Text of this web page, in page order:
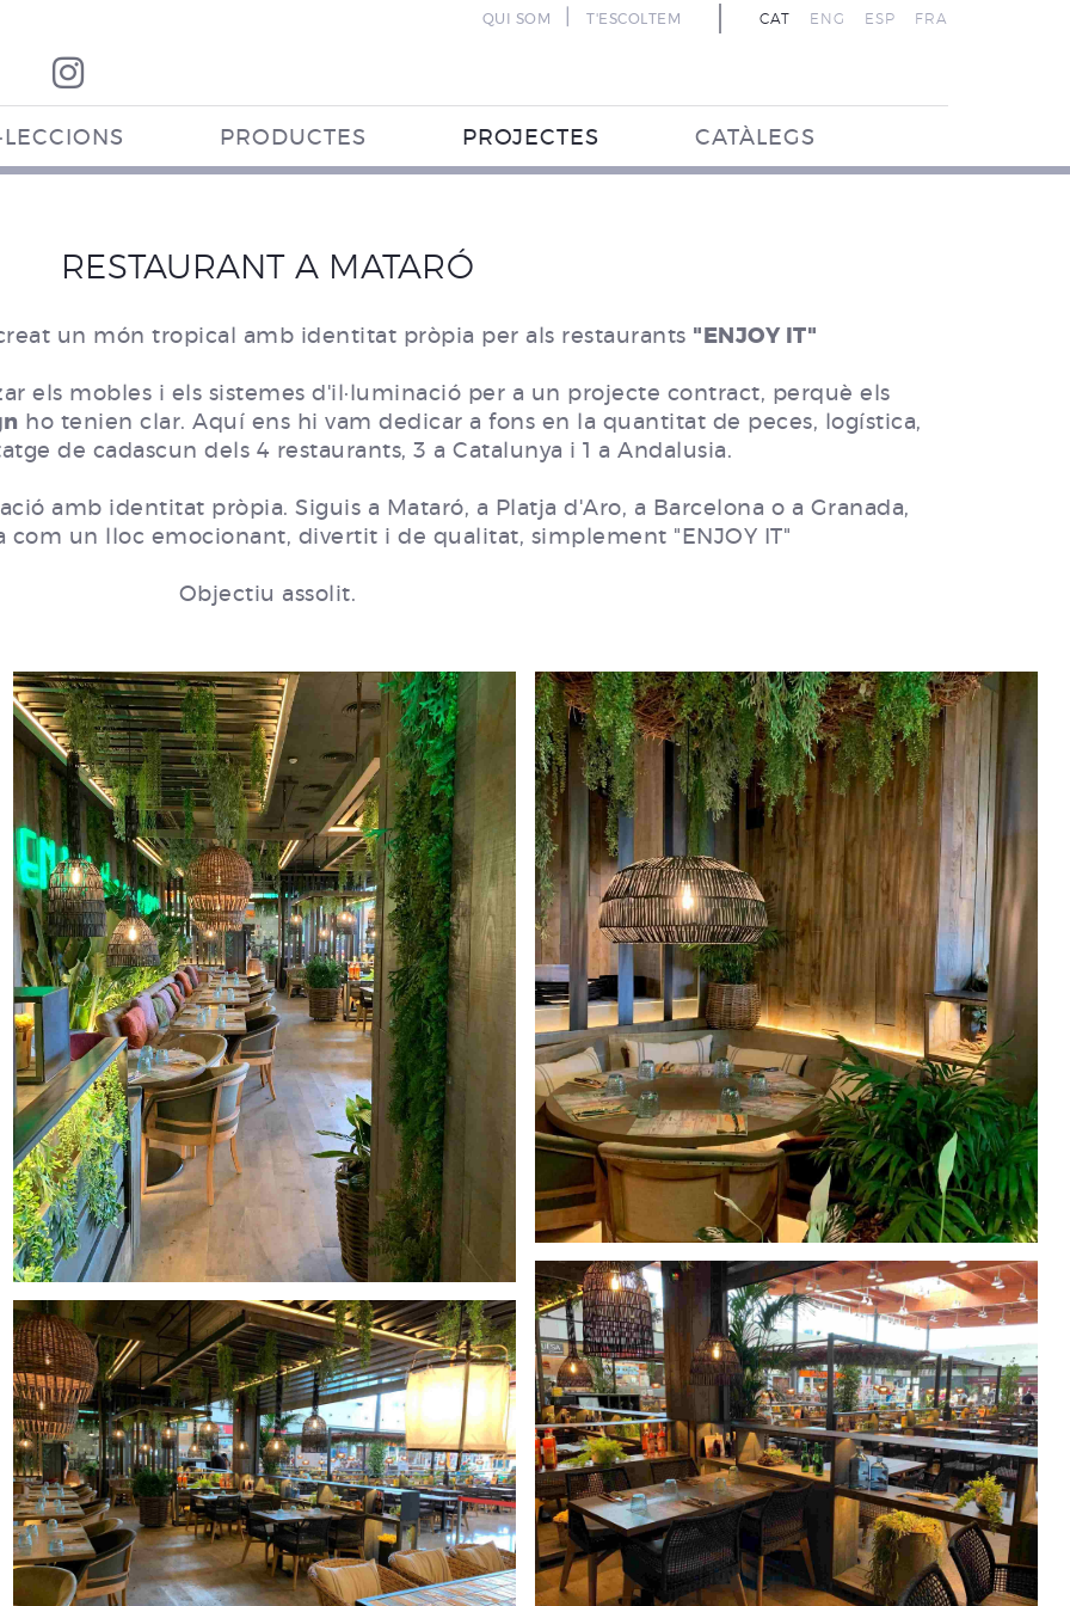
CAT ENG ESP FRA
QUI SOM T'ESCOLTEM
PRODUCTES PROJECTES CATÀLEGS
RESTAURANT A MATARÓ
un món tropical amb identitat pròpia per als restaurants "ENJOY IT"
els mobles i els sistemes d'il·luminació per a un projecte contract, perquè els
ho tenien clar. Aquí ens hi vam dedicar a fons en la quantitat de peces, logística,
de cadascun dels 4 restaurants, 3 a Catalunya i 1 a Andalusia.
amb identitat pròpia. Siguis a Mataró, a Platja d'Aro, a Barcelona o a Granada,
com un lloc emocionant, divertit i de qualitat, simplement "ENJOY IT"
Objectiu assolit.